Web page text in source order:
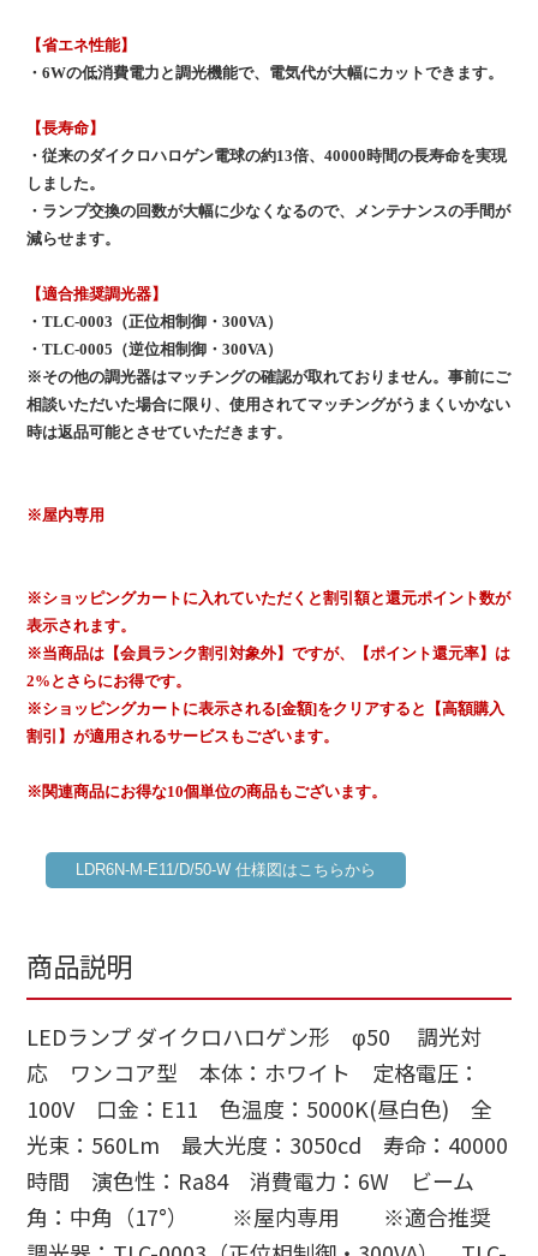
【省エネ性能】
・6Wの低消費電力と調光機能で、電気代が大幅にカットできます。
【長寿命】
・従来のダイクロハロゲン電球の約13倍、40000時間の長寿命を実現
しました。
・ランプ交換の回数が大幅に少なくなるので、メンテナンスの手間が
減らせます。
【適合推奨調光器】
・TLC-0003（正位相制御・300VA）
・TLC-0005（逆位相制御・300VA）
※その他の調光器はマッチングの確認が取れておりません。事前にご
相談いただいた場合に限り、使用されてマッチングがうまくいかない
時は返品可能とさせていただきます。
※屋内専用
※ショッピングカートに入れていただくと割引額と還元ポイント数が
表示されます。
※当商品は【会員ランク割引対象外】ですが、【ポイント還元率】は
2%とさらにお得です。
※ショッピングカートに表示される[金額]をクリアすると【高額購入
割引】が適用されるサービスもございます。
※関連商品にお得な10個単位の商品もございます。
LDR6N-M-E11/D/50-W 仕様図はこちらから
商品説明
LEDランプ ダイクロハロゲン形 φ50 調光対
応 ワンコア型 本体：ホワイト 定格電圧：
100V 口金：E11 色温度：5000K(昼白色) 全
光束：560Lm 最大光度：3050cd 寿命：40000
時間 演色性：Ra84 消費電力：6W ビーム
角：中角（17°） ※屋内専用 ※適合推奨